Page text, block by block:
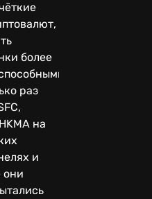
более
раз
на
и
они